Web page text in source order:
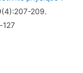
209.